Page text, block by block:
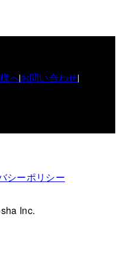
へお問い合わせ
シーポリシー
Inc.